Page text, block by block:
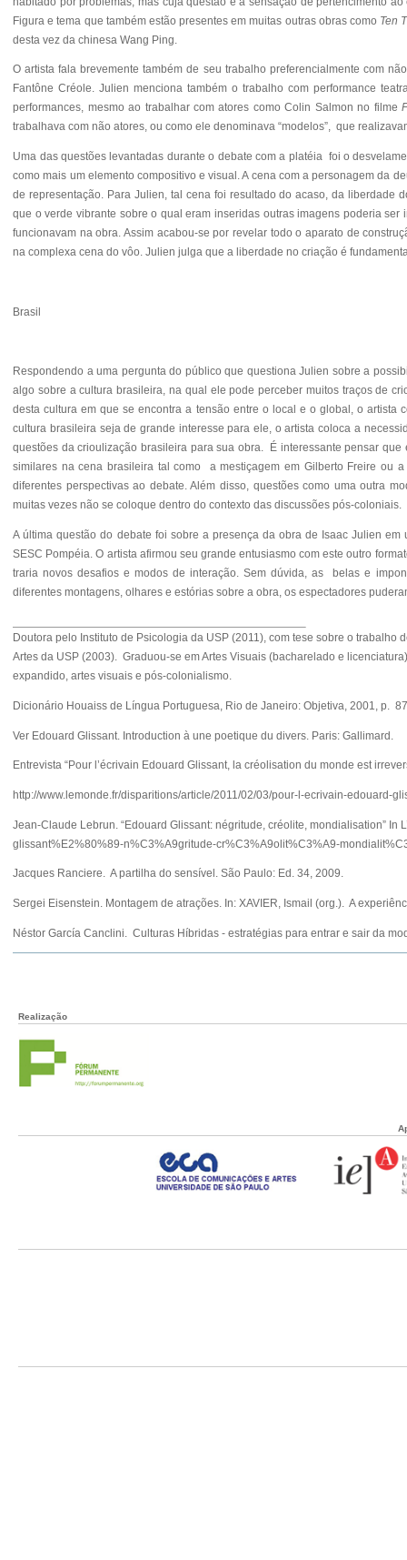
Figura e tema que também estão presentes em muitas outras obras como Ten
desta vez da chinesa Wang Ping.
O artista fala brevemente também de seu trabalho preferencialmente com
Fantône Créole. Julien menciona também o trabalho com performance
performances, mesmo ao trabalhar com atores como Colin Salmon no filme
trabalhava com não atores, ou como ele denominava “modelos”, que
Uma das questões levantadas durante o debate com a platéia foi o
como mais um elemento compositivo e visual. A cena com a personagem da
de representação. Para Julien, tal cena foi resultado do acaso, da liberdade
que o verde vibrante sobre o qual eram inseridas outras imagens poderia
funcionavam na obra. Assim acabou-se por revelar todo o aparato de
na complexa cena do vôo. Julien julga que a liberdade no criação é
Brasil
Respondendo a uma pergunta do público que questiona Julien sobre a
algo sobre a cultura brasileira, na qual ele pode perceber muitos traços de
desta cultura em que se encontra a tensão entre o local e o global, o
cultura brasileira seja de grande interesse para ele, o artista coloca a
questões da crioulização brasileira para sua obra. É interessante pensar
similares na cena brasileira tal como a mestiçagem em Gilberto Freire ou
diferentes perspectivas ao debate. Além disso, questões como uma outra
muitas vezes não se coloque dentro do contexto das discussões pós-coloniais.
A última questão do debate foi sobre a presença da obra de Isaac Julien
SESC Pompéia. O artista afirmou seu grande entusiasmo com este outro
traria novos desafios e modos de interação. Sem dúvida, as belas e
diferentes montagens, olhares e estórias sobre a obra, os espectadores
Doutora pelo Instituto de Psicologia da USP (2011), com tese sobre o
Artes da USP (2003). Graduou-se em Artes Visuais (bacharelado e
expandido, artes visuais e pós-colonialismo.
Dicionário Houaiss de Língua Portuguesa, Rio de Janeiro: Objetiva, 2001, p.
Ver Edouard Glissant. Introduction à une poetique du divers. Paris: Gallimard.
Entrevista “Pour l’écrivain Edouard Glissant, la créolisation du monde est
http://www.lemonde.fr/disparitions/article/2011/02/03/pour-l-ecrivain-edouard-
Jean-Claude Lebrun. “Edouard Glissant: négritude, créolite, mondialisation”
glissant%E2%80%89-n%C3%A9gritude-cr%C3%A9olit%C3%A9-
Jacques Ranciere. A partilha do sensível. São Paulo: Ed. 34, 2009.
Sergei Eisenstein. Montagem de atrações. In: XAVIER, Ismail (org.). A
Néstor García Canclini. Culturas Híbridas - estratégias para entrar e sair da
Realização